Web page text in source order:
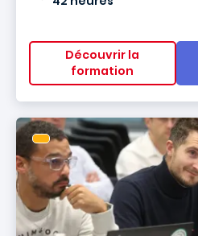
Découvrir la
formation